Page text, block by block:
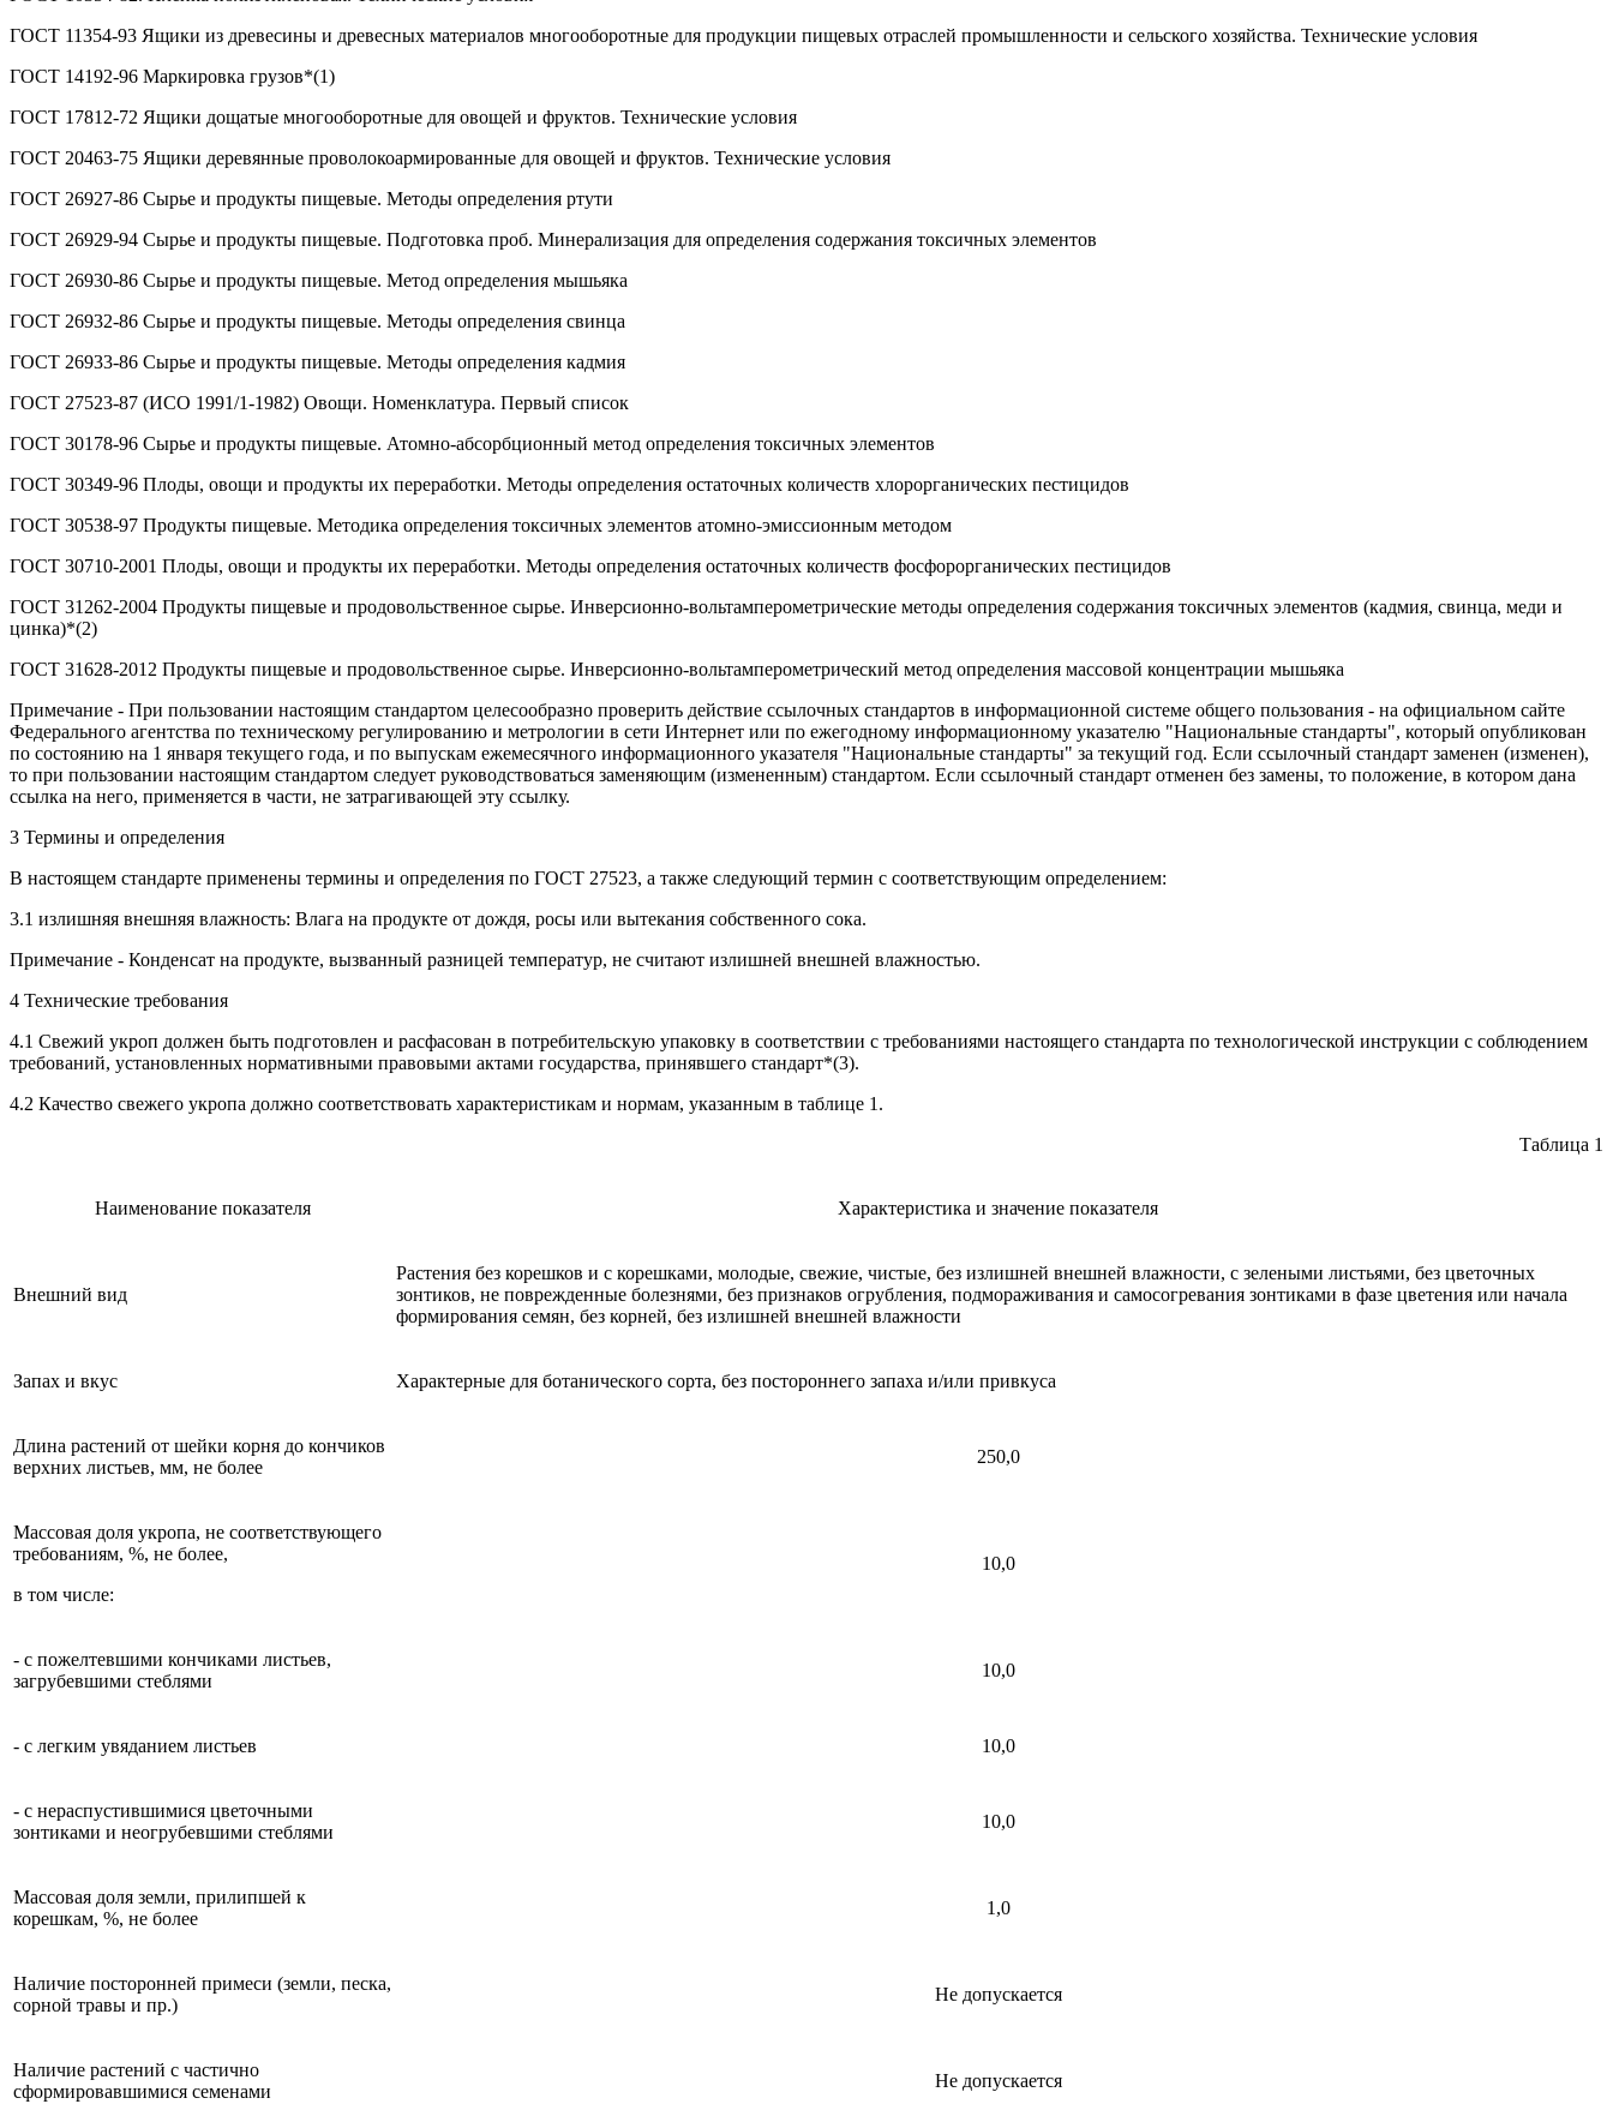
ГОСТ 11354-93 Ящики из древесины и древесных материалов многооборотные для продукции пищевых отраслей промышленности и сельского хозяйства. Технические условия
ГОСТ 14192-96 Маркировка грузов*(1)
ГОСТ 17812-72 Ящики дощатые многооборотные для овощей и фруктов. Технические условия
ГОСТ 20463-75 Ящики деревянные проволокоармированные для овощей и фруктов. Технические условия
ГОСТ 26927-86 Сырье и продукты пищевые. Методы определения ртути
ГОСТ 26929-94 Сырье и продукты пищевые. Подготовка проб. Минерализация для определения содержания токсичных элементов
ГОСТ 26930-86 Сырье и продукты пищевые. Метод определения мышьяка
ГОСТ 26932-86 Сырье и продукты пищевые. Методы определения свинца
ГОСТ 26933-86 Сырье и продукты пищевые. Методы определения кадмия
ГОСТ 27523-87 (ИСО 1991/1-1982) Овощи. Номенклатура. Первый список
ГОСТ 30178-96 Сырье и продукты пищевые. Атомно-абсорбционный метод определения токсичных элементов
ГОСТ 30349-96 Плоды, овощи и продукты их переработки. Методы определения остаточных количеств хлорорганических пестицидов
ГОСТ 30538-97 Продукты пищевые. Методика определения токсичных элементов атомно-эмиссионным методом
ГОСТ 30710-2001 Плоды, овощи и продукты их переработки. Методы определения остаточных количеств фосфорорганических пестицидов
ГОСТ 31262-2004 Продукты пищевые и продовольственное сырье. Инверсионно-вольтамперометрические методы определения содержания токсичных элементов (кадмия, свинца, меди и
цинка)*(2)
ГОСТ 31628-2012 Продукты пищевые и продовольственное сырье. Инверсионно-вольтамперометрический метод определения массовой концентрации мышьяка
Примечание - При пользовании настоящим стандартом целесообразно проверить действие ссылочных стандартов в информационной системе общего пользования - на официальном сайте
Федерального агентства по техническому регулированию и метрологии в сети Интернет или по ежегодному информационному указателю "Национальные стандарты", который опубликован
по состоянию на 1 января текущего года, и по выпускам ежемесячного информационного указателя "Национальные стандарты" за текущий год. Если ссылочный стандарт заменен (изменен),
то при пользовании настоящим стандартом следует руководствоваться заменяющим (измененным) стандартом. Если ссылочный стандарт отменен без замены, то положение, в котором дана
ссылка на него, применяется в части, не затрагивающей эту ссылку.
3 Термины и определения
В настоящем стандарте применены термины и определения по ГОСТ 27523, а также следующий термин с соответствующим определением:
3.1 излишняя внешняя влажность: Влага на продукте от дождя, росы или вытекания собственного сока.
Примечание - Конденсат на продукте, вызванный разницей температур, не считают излишней внешней влажностью.
4 Технические требования
4.1 Свежий укроп должен быть подготовлен и расфасован в потребительскую упаковку в соответствии с требованиями настоящего стандарта по технологической инструкции с соблюдением
требований, установленных нормативными правовыми актами государства, принявшего стандарт*(3).
4.2 Качество свежего укропа должно соответствовать характеристикам и нормам, указанным в таблице 1.
Таблица 1
Наименование показателя Характеристика и значение показателя
Внешний вид
Растения без корешков и с корешками, молодые, свежие, чистые, без излишней внешней влажности, с зелеными листьями, без цветочных
зонтиков, не поврежденные болезнями, без признаков огрубления, подмораживания и самосогревания зонтиками в фазе цветения или начала
формирования семян, без корней, без излишней внешней влажности
Запах и вкус Характерные для ботанического сорта, без постороннего запаха и/или привкуса
Длина растений от шейки корня до кончиков
верхних листьев, мм, не более
250,0
Массовая доля укропа, не соответствующего
требованиям, %, не более,
в том числе:
10,0
- с пожелтевшими кончиками листьев,
загрубевшими стеблями
10,0
- с легким увяданием листьев 10,0
- с нераспустившимися цветочными
зонтиками и неогрубевшими стеблями
10,0
Массовая доля земли, прилипшей к
корешкам, %, не более
1,0
Наличие посторонней примеси (земли, песка,
сорной травы и пр.)
Не допускается
Наличие растений с частично
сформировавшимися семенами
Не допускается